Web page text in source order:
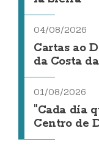
04/08/2026
Cartas ao
da Costa
01/08/2026
"Cada día
Centro de